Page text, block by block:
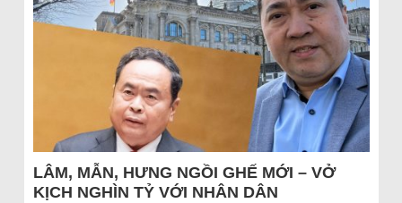
LÂM, MẪN, HƯNG NGỒI GHẾ MỚI – VỞ
KỊCH NGHÌN TỶ VỚI NHÂN DÂN